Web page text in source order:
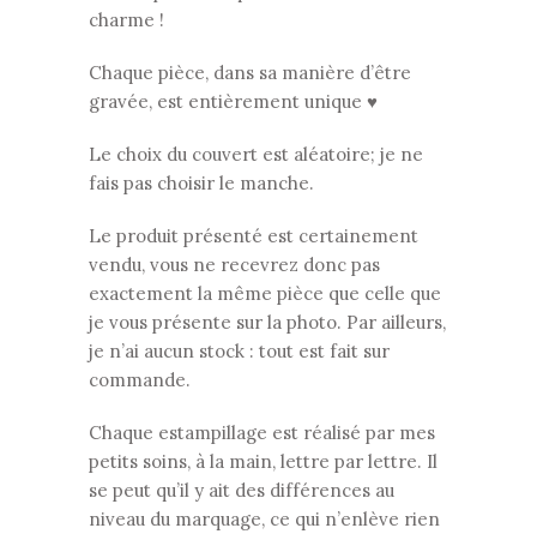
charme !
Chaque pièce, dans sa manière d’être
gravée, est entièrement unique ♥
Le choix du couvert est aléatoire; je ne
fais pas choisir le manche.
Le produit présenté est certainement
vendu, vous ne recevrez donc pas
exactement la même pièce que celle que
je vous présente sur la photo. Par ailleurs,
je n’ai aucun stock : tout est fait sur
commande.
Chaque estampillage est réalisé par mes
petits soins, à la main, lettre par lettre. Il
se peut qu’il y ait des différences au
niveau du marquage, ce qui n’enlève rien